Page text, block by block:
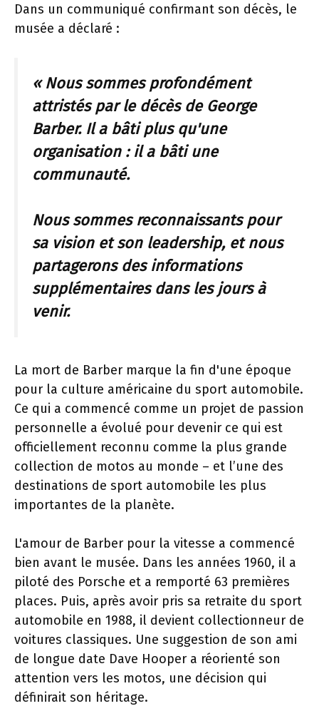
Dans un communiqué confirmant son décès, le
musée a déclaré :
« Nous sommes profondément
attristés par le décès de George
Barber. Il a bâti plus qu'une
organisation : il a bâti une
communauté.
Nous sommes reconnaissants pour
sa vision et son leadership, et nous
partagerons des informations
supplémentaires dans les jours à
venir.
La mort de Barber marque la fin d'une époque
pour la culture américaine du sport automobile.
Ce qui a commencé comme un projet de passion
personnelle a évolué pour devenir ce qui est
officiellement reconnu comme la plus grande
collection de motos au monde – et l’une des
destinations de sport automobile les plus
importantes de la planète.
L'amour de Barber pour la vitesse a commencé
bien avant le musée. Dans les années 1960, il a
piloté des Porsche et a remporté 63 premières
places. Puis, après avoir pris sa retraite du sport
automobile en 1988, il devient collectionneur de
voitures classiques. Une suggestion de son ami
de longue date Dave Hooper a réorienté son
attention vers les motos, une décision qui
définirait son héritage.